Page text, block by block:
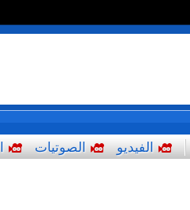
الفيديو الصوتيات